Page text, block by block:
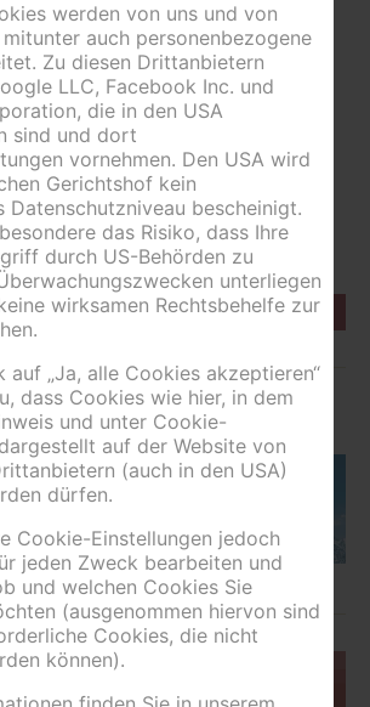
Packages auf Anfrage
Nächtigungsabgabe
pro Person und Nacht)
zur Übersicht
werden von uns und von
auch personenbezogene
Zu diesen Drittanbietern
LLC, Facebook Inc. und
die in den USA
sind und dort
vornehmen. Den USA wird
Gerichtshof kein
Datenschutzniveau bescheinigt.
das Risiko, dass Ihre
durch US-Behörden zu
unterliegen
wirksamen Rechtsbehelfe zur
auf „Ja, alle Cookies akzeptieren“
dass Cookies wie hier, in dem
und unter Cookie-
auf der Website von
(auch in den USA)
dürfen.
Cookie-Einstellungen jedoch
jeden Zweck bearbeiten und
und welchen Cookies Sie
(ausgenommen hiervon sind
Cookies, die nicht
können).